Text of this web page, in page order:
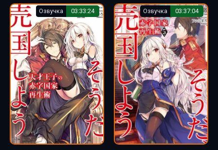
Озвучка 03:33:24 Озвучка 03:37:04